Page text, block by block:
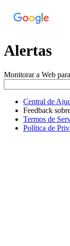
Alertas
Monitorar a Web
Central de
Feedback
Termos de
Política de